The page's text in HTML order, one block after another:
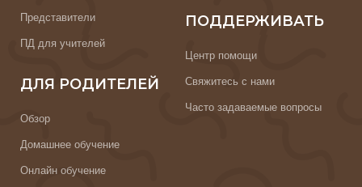
Представители
ПД для учителей
ДЛЯ РОДИТЕЛЕЙ
Обзор
Домашнее обучение
Онлайн обучение
ПОДДЕРЖИВАТЬ
Центр помощи
Свяжитесь с нами
Часто задаваемые вопросы